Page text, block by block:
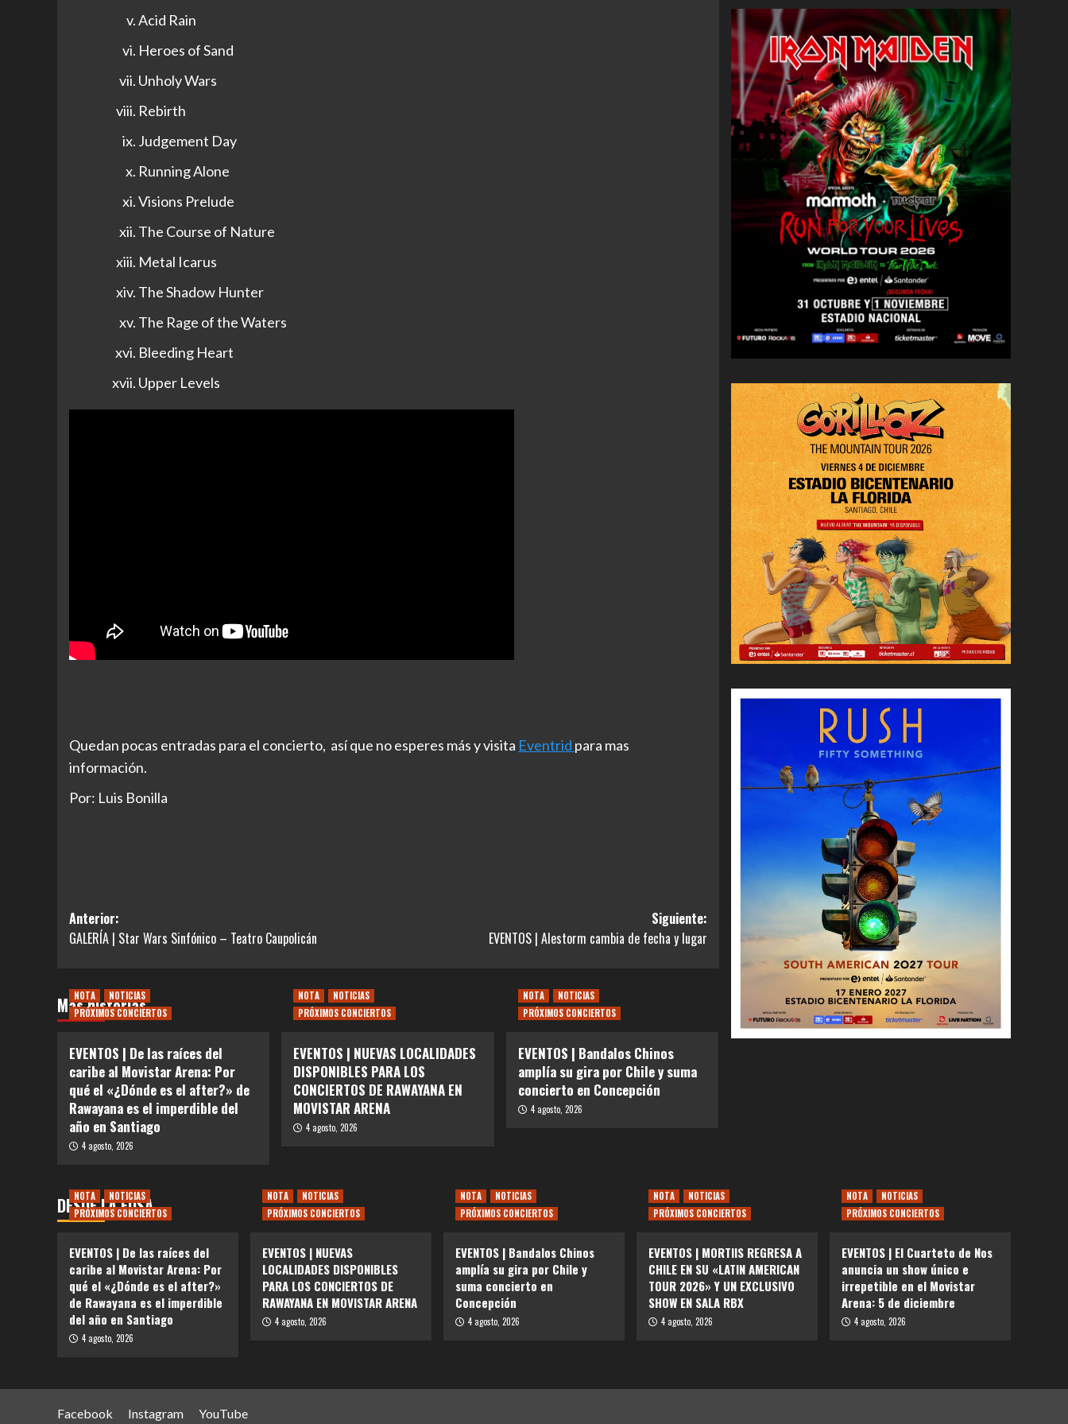
Acid Rain
Heroes of Sand
Unholy Wars
Rebirth
Judgement Day
Running Alone
Visions Prelude
The Course of Nature
Metal Icarus
The Shadow Hunter
The Rage of the Waters
Bleeding Heart
Upper Levels
Quedan pocas entradas para el concierto, así que no esperes más y visita Eventrid para mas
información.
Por: Luis Bonilla
Navegación
de
Anterior:
GALERÍA | Star Wars Sinfónico – Teatro Caupolicán
Siguiente:
EVENTOS | Alestorm cambia de fecha y lugar
Más historias
NOTA
NOTICIAS
PRÓXIMOS CONCIERTOS
EVENTOS | De las raíces del
caribe al Movistar Arena: Por
qué el «¿Dónde es el after?» de
Rawayana es el imperdible del
año en Santiago
4 agosto, 2026
NOTA
NOTICIAS
PRÓXIMOS CONCIERTOS
EVENTOS | NUEVAS LOCALIDADES
DISPONIBLES PARA LOS
CONCIERTOS DE RAWAYANA EN
MOVISTAR ARENA
4 agosto, 2026
NOTA
NOTICIAS
PRÓXIMOS CONCIERTOS
EVENTOS | Bandalos Chinos
amplía su gira por Chile y suma
concierto en Concepción
4 agosto, 2026
DESDE LA FOSA
NOTA
NOTICIAS
PRÓXIMOS CONCIERTOS
EVENTOS | De las raíces del
caribe al Movistar Arena: Por
qué el «¿Dónde es el after?»
de Rawayana es el imperdible
del año en Santiago
4 agosto, 2026
NOTA
NOTICIAS
PRÓXIMOS CONCIERTOS
EVENTOS | NUEVAS
LOCALIDADES DISPONIBLES
PARA LOS CONCIERTOS DE
RAWAYANA EN MOVISTAR ARENA
4 agosto, 2026
NOTA
NOTICIAS
PRÓXIMOS CONCIERTOS
EVENTOS | Bandalos Chinos
amplía su gira por Chile y
suma concierto en
Concepción
4 agosto, 2026
NOTA
NOTICIAS
PRÓXIMOS CONCIERTOS
EVENTOS | MORTIIS REGRESA A
CHILE EN SU «LATIN AMERICAN
TOUR 2026» Y UN EXCLUSIVO
SHOW EN SALA RBX
4 agosto, 2026
NOTA
NOTICIAS
PRÓXIMOS CONCIERTOS
EVENTOS | El Cuarteto de Nos
anuncia un show único e
irrepetible en el Movistar
Arena: 5 de diciembre
4 agosto, 2026
Facebook Instagram YouTube